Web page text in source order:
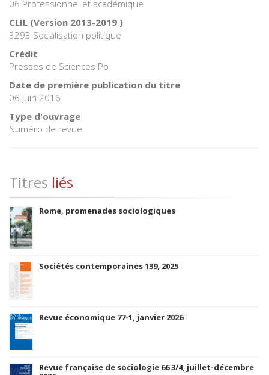
06 Professionnel et académique
CLIL (Version 2013-2019 )
3293 Socialisation politique
Crédit
Presses de Sciences Po
Date de première publication du titre
06 juin 2016
Type d'ouvrage
Numéro de revue
Titres liés
Rome, promenades sociologiques
Sociétés contemporaines 139, 2025
Revue économique 77-1, janvier 2026
Revue française de sociologie 66 3/4, juillet-décembre